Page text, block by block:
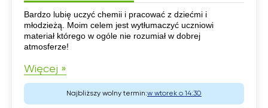
CV
Bardzo lubię uczyć chemii i pracować z dziećmi i
młodzieżą. Moim celem jest wytłumaczyć uczniowi
materiał którego w ogóle nie rozumiał w dobrej
atmosferze!
Więcej »
Najbliższy wolny termin:w wtorek o 14:30